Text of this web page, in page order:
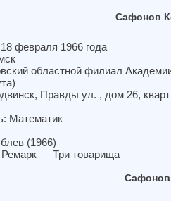
Сафонов
февраля 1966 года
областной филиал
Правды ул. , дом 26,
Математик
(1966)
— Три товарища
Сафонов